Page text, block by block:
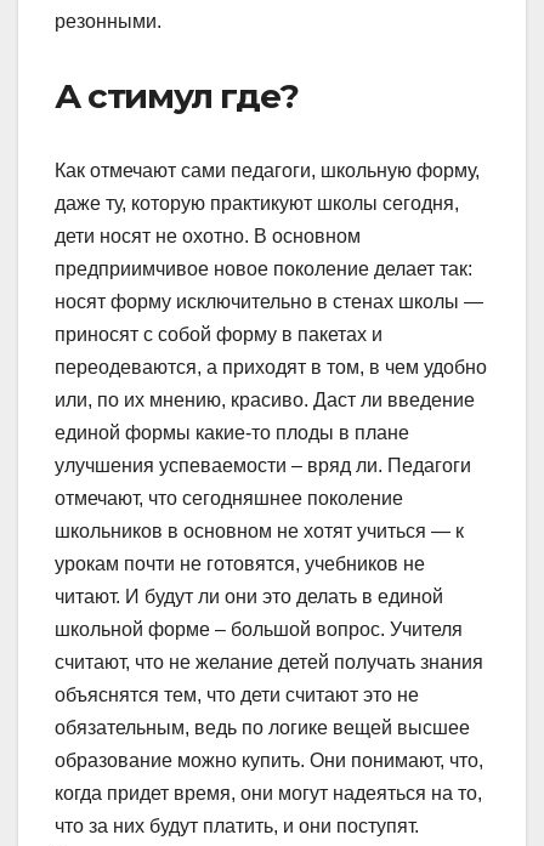
резонными.
А стимул где?
Как отмечают сами педагоги, школьную форму,
даже ту, которую практикуют школы сегодня,
дети носят не охотно. В основном
предприимчивое новое поколение делает так:
носят форму исключительно в стенах школы —
приносят с собой форму в пакетах и
переодеваются, а приходят в том, в чем удобно
или, по их мнению, красиво. Даст ли введение
единой формы какие-то плоды в плане
улучшения успеваемости – вряд ли. Педагоги
отмечают, что сегодняшнее поколение
школьников в основном не хотят учиться — к
урокам почти не готовятся, учебников не
читают. И будут ли они это делать в единой
школьной форме – большой вопрос. Учителя
считают, что не желание детей получать знания
объяснятся тем, что дети считают это не
обязательным, ведь по логике вещей высшее
образование можно купить. Они понимают, что,
когда придет время, они могут надеяться на то,
что за них будут платить, и они поступят.